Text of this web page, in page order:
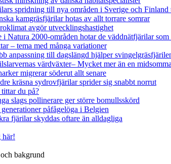
spridning till nya områden i Sverige och Finland
kamgräsfjärilar hotas av allt torrare somrar
avgör utvecklingshastighet
i Natura 2000-områden hotar de väddnätfjärilar som
– tema med många variationer
anpassning till dagslängd hjälper
värdväxter– Mycket mer än en
migrerar söderut allt senare
kräsna sydrovfjärilar sprider sig snabbt norrut
du på?
slags pollinerare ger större bomullsskörd
påfågelöga i Belgien
fjärilar skyddas oftare än alldagliga
här!
bakgrund